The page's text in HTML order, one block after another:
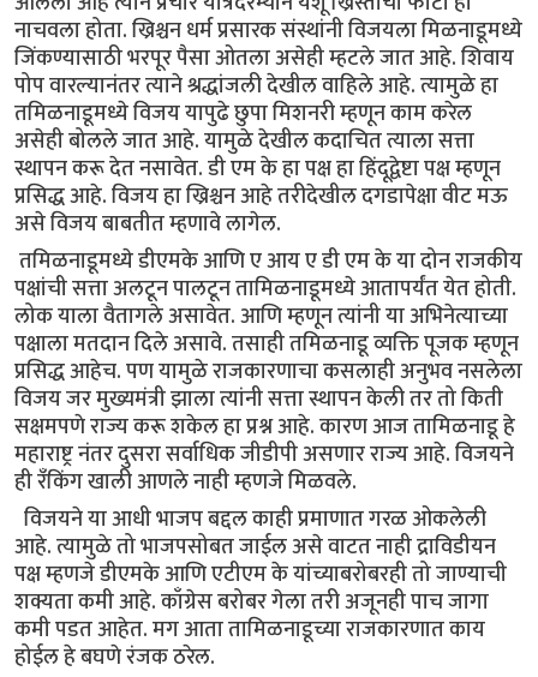
नाचवला होता. ख्रिश्चन धर्म प्रसारक संस्थांनी विजयला मिळनाडूमध्ये
जिंकण्यासाठी भरपूर पैसा ओतला असेही म्हटले जात आहे. शिवाय
पोप वारल्यानंतर त्याने श्रद्धांजली देखील वाहिले आहे. त्यामुळे हा
तमिळनाडूमध्ये विजय यापुढे छुपा मिशनरी म्हणून काम करेल
असेही बोलले जात आहे. यामुळे देखील कदाचित त्याला सत्ता
स्थापन करू देत नसावेत. डी एम के हा पक्ष हा हिंदूद्वेष्टा पक्ष म्हणून
प्रसिद्ध आहे. विजय हा ख्रिश्चन आहे तरीदेखील दगडापेक्षा वीट मऊ
असे विजय बाबतीत म्हणावे लागेल.
तमिळनाडूमध्ये डीएमके आणि ए आय ए डी एम के या दोन राजकीय
पक्षांची सत्ता अलटून पालटून तामिळनाडूमध्ये आतापर्यंत येत होती.
लोक याला वैतागले असावेत. आणि म्हणून त्यांनी या अभिनेत्याच्या
पक्षाला मतदान दिले असावे. तसाही तमिळनाडू व्यक्ति पूजक म्हणून
प्रसिद्ध आहेच. पण यामुळे राजकारणाचा कसलाही अनुभव नसलेला
विजय जर मुख्यमंत्री झाला त्यांनी सत्ता स्थापन केली तर तो किती
सक्षमपणे राज्य करू शकेल हा प्रश्न आहे. कारण आज तामिळनाडू हे
महाराष्ट्र नंतर दुसरा सर्वाधिक जीडीपी असणार राज्य आहे. विजयने
ही रँकिंग खाली आणले नाही म्हणजे मिळवले.
विजयने या आधी भाजप बद्दल काही प्रमाणात गरळ ओकलेली
आहे. त्यामुळे तो भाजपसोबत जाईल असे वाटत नाही द्राविडीयन
पक्ष म्हणजे डीएमके आणि एटीएम के यांच्याबरोबरही तो जाण्याची
शक्यता कमी आहे. काँग्रेस बरोबर गेला तरी अजूनही पाच जागा
कमी पडत आहेत. मग आता तामिळनाडूच्या राजकारणात काय
होईल हे बघणे रंजक ठरेल.